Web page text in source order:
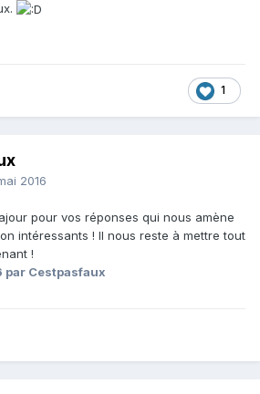
1
2016
pour vos réponses qui nous amène
intéressants ! Il nous reste à mettre tout
!
par Cestpasfaux